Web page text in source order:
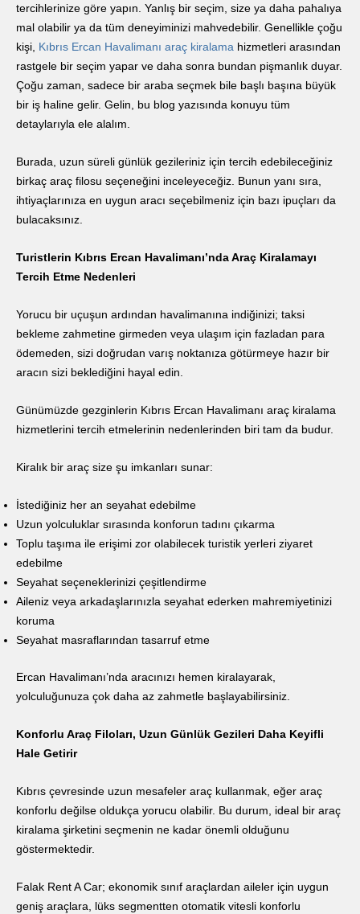
tercihlerinize göre yapın. Yanlış bir seçim, size ya daha pahalıya
mal olabilir ya da tüm deneyiminizi mahvedebilir. Genellikle çoğu
kişi, Kıbrıs Ercan Havalimanı araç kiralama hizmetleri arasından
rastgele bir seçim yapar ve daha sonra bundan pişmanlık duyar.
Çoğu zaman, sadece bir araba seçmek bile başlı başına büyük
bir iş haline gelir. Gelin, bu blog yazısında konuyu tüm
detaylarıyla ele alalım.
Burada, uzun süreli günlük gezileriniz için tercih edebileceğiniz
birkaç araç filosu seçeneğini inceleyeceğiz. Bunun yanı sıra,
ihtiyaçlarınıza en uygun aracı seçebilmeniz için bazı ipuçları da
bulacaksınız.
Turistlerin Kıbrıs Ercan Havalimanı’nda Araç Kiralamayı
Tercih Etme Nedenleri
Yorucu bir uçuşun ardından havalimanına indiğinizi; taksi
bekleme zahmetine girmeden veya ulaşım için fazladan para
ödemeden, sizi doğrudan varış noktanıza götürmeye hazır bir
aracın sizi beklediğini hayal edin.
Günümüzde gezginlerin Kıbrıs Ercan Havalimanı araç kiralama
hizmetlerini tercih etmelerinin nedenlerinden biri tam da budur.
Kiralık bir araç size şu imkanları sunar:
İstediğiniz her an seyahat edebilme
Uzun yolculuklar sırasında konforun tadını çıkarma
Toplu taşıma ile erişimi zor olabilecek turistik yerleri ziyaret
edebilme
Seyahat seçeneklerinizi çeşitlendirme
Aileniz veya arkadaşlarınızla seyahat ederken mahremiyetinizi
koruma
Seyahat masraflarından tasarruf etme
Ercan Havalimanı’nda aracınızı hemen kiralayarak,
yolculuğunuza çok daha az zahmetle başlayabilirsiniz.
Konforlu Araç Filoları, Uzun Günlük Gezileri Daha Keyifli
Hale Getirir
Kıbrıs çevresinde uzun mesafeler araç kullanmak, eğer araç
konforlu değilse oldukça yorucu olabilir. Bu durum, ideal bir araç
kiralama şirketini seçmenin ne kadar önemli olduğunu
göstermektedir.
Falak Rent A Car; ekonomik sınıf araçlardan aileler için uygun
geniş araçlara, lüks segmentten otomatik vitesli konforlu